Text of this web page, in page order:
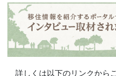
詳しくは以下のリンクから